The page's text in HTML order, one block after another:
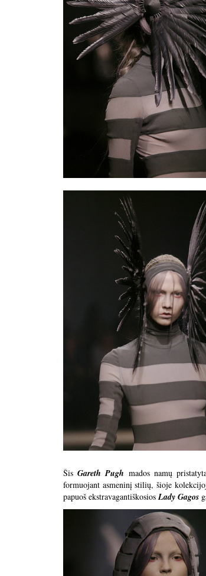
Šis Gareth Pugh mados namų
formuojant asmeninį stilių, šioje
papuoš ekstravagantiškosiosLady Gagos